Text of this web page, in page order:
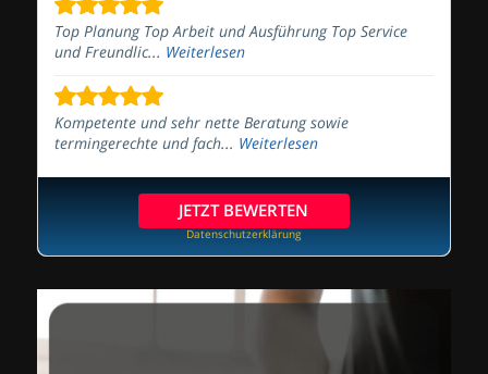
Top Planung Top Arbeit und Ausführung Top Service
und Freundlic... Weiterlesen
Kompetente und sehr nette Beratung sowie
termingerechte und fach... Weiterlesen
JETZT BEWERTEN
Datenschutzerklärung